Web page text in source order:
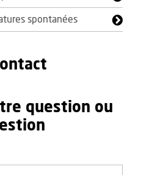
spontanées
question ou